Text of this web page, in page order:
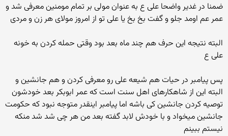
ضمنا در غدیر واضحا علی ع به عنوان مولی بر تمام مومنین معرفی شد و
عمر عم اومد جلو و گفت بخ بخ یا علی تو از امروز مولای هر زن و مردی
البته نتیجه این حرف هم چند ماه بعد بود وقتی حمله کردن به خونه
علی ع
پس پیامبر در حیات هم شیعه علی رو معرفی کردن و هم جانشین و
البته این از شاهکارهای اهل سنت است که عمر ابوبکر بعد خودشون
توصیه کردن جانشین کی باشه اما پیامبر اینقدر متوجه نبود که حکومت
جانشین میخواد و با خودش لابد گفته بعد من هر چی شد شد منکه
نیستم ببینم